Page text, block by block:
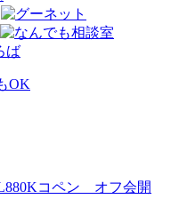
OK
コペン オフ会開